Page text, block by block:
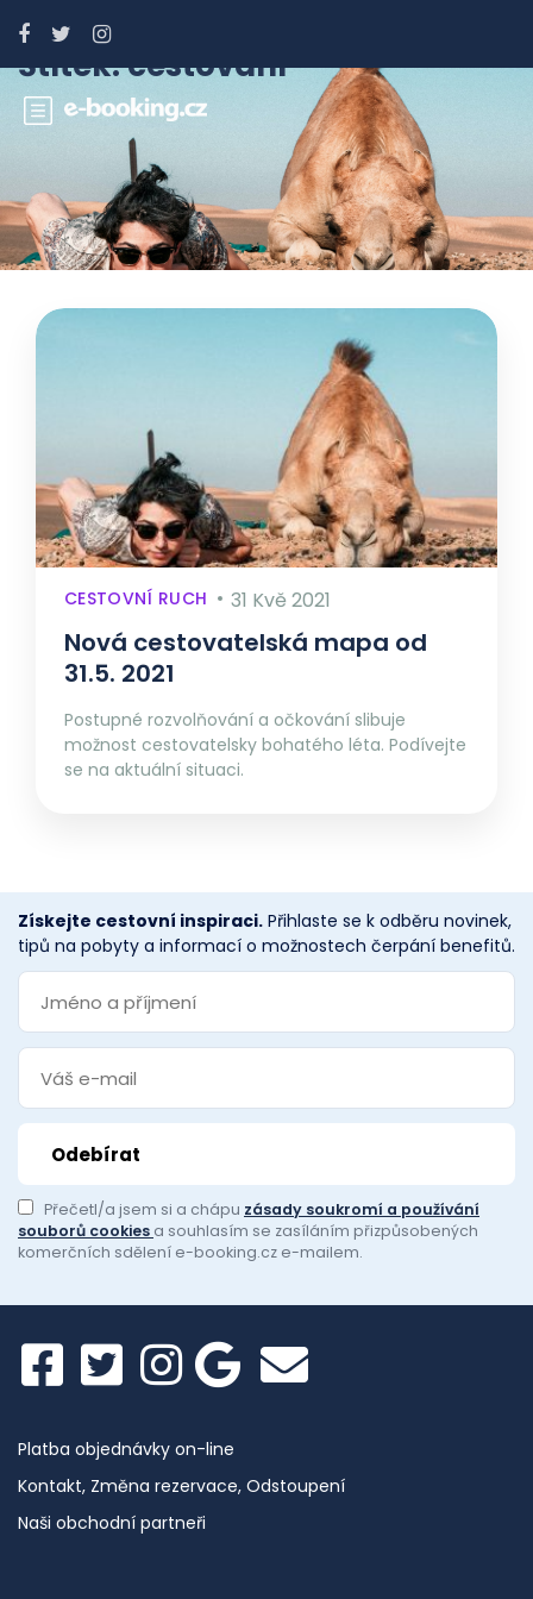
Štítek:cestování
CESTOVNÍ RUCH 31 Kvě 2021
Nová cestovatelská mapa od
31.5. 2021
Postupné rozvolňování a očkování slibuje
možnost cestovatelsky bohatého léta. Podívejte
se na aktuální situaci.
Získejte cestovní inspiraci. Přihlaste se k odběru novinek,
tipů na pobyty a informací o možnostech čerpání benefitů.
Přečetl/a jsem si a chápu zásady soukromí a používání
souborů cookies a souhlasím se zasíláním přizpůsobených
komerčních sdělení e-booking.cz e-mailem.
Platba objednávky on-line
Kontakt, Změna rezervace, Odstoupení
Naši obchodní partneři